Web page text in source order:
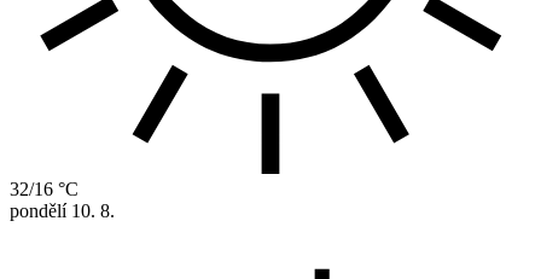
32/16 °C
pondělí 10. 8.